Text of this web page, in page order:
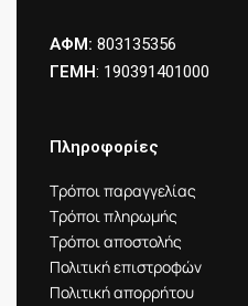
ΑΦΜ: 803135356
ΓΕΜΗ: 190391401000
Πληροφορίες
Τρόποι παραγγελίας
Τρόποι πληρωμής
Τρόποι αποστολής
Πολιτική επιστροφών
Πολιτική απορρήτου